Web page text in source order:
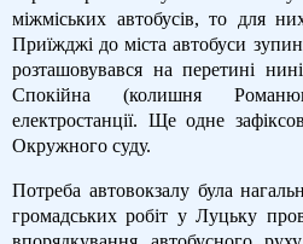
міжміських автобусів, то для
Приїжджі до міста автобуси
розташовувався на перетині
Спокійна (колишня
електростанції. Ще одне
Окружного суду.
Потреба автовокзалу була
громадських робіт у Луцьку